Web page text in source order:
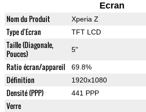
Ecran
Nom du Produit Xperia Z
Type d'Ecran TFT LCD
Taille (Diagonale,
Pouces)
5"
Ratio écran/appareil 69.8%
Définition 1920x1080
Densité (PPP) 441 PPP
Verre